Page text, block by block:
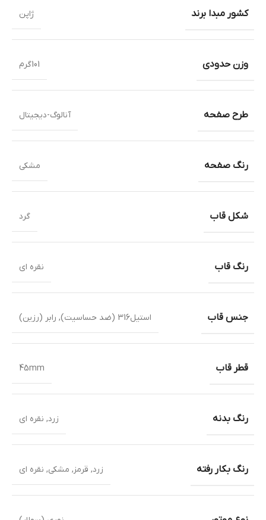
کشور مبدا برند ژاپن
وزن حدودی 101گرم
طرح صفحه آنالوگ-دیجیتال
رنگ صفحه مشکی
شکل قاب گرد
رنگ قاب نقره ای
جنس قاب استیل316 (ضد حساسیت) , رابر (رزین)
قطر قاب 45mm
رنگ بدنه زرد, نقره ای
رنگ بکار رفته زرد, قرمز, مشکی, نقره ای